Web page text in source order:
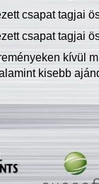
csapat tagjai
csapat tagjai
kívül
kisebb